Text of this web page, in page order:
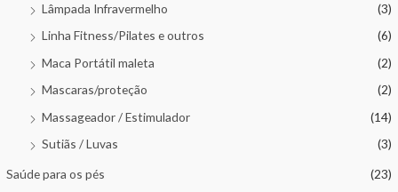
Lâmpada Infravermelho
(3)
Linha Fitness/Pilates e outros
(6)
Maca Portátil maleta
(2)
Mascaras/proteção
(2)
Massageador / Estimulador
(14)
Sutiãs / Luvas
(3)
Saúde para os pés
(23)